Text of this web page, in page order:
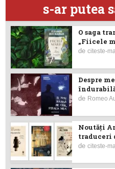
s-ar putea
O saga
„Fiicele
deciteste-
Despre
de Romeo
Noutăţi
traduceri
deciteste-